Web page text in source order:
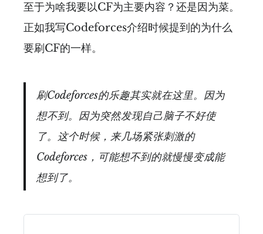
至于为啥我要以CF为主要内容？还是因为菜。
正如我写Codeforces介绍时候提到的为什么
要刷CF的一样。
刷Codeforces的乐趣其实就在这里。因为
想不到。因为突然发现自己脑子不好使
了。这个时候，来几场紧张刺激的
Codeforces，可能想不到的就慢慢变成能
想到了。